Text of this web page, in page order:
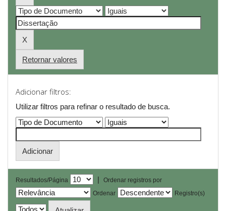
Retornar valores
Adicionar filtros:
Utilizar filtros para refinar o resultado de busca.
Resultados/Página |
Ordenar registros por
Ordenar
Registro(s)